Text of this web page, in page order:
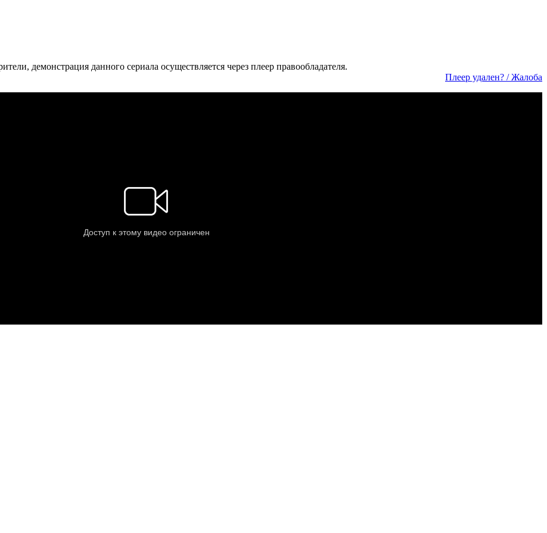
де­мон­ст­ра­ция дан­но­го се­риа­ла осу­ще­ст­в­ля­ет­ся че­рез пле­ер пра­во­об­ла­да­те­ля.
Пле­ер уда­лен? / Жа­ло­ба